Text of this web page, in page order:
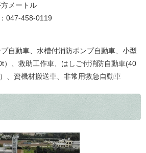
メートル
047-458-0119
自動車、水槽付消防ポンプ自動車、小型
）、救助工作車、はしご付消防自動車(40
、資機材搬送車、非常用救急自動車